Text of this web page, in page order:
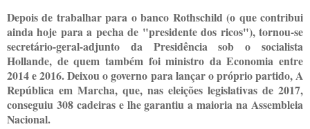
Depois de trabalhar para o banco Rothschild (o que contribui
ainda hoje para a pecha de "presidente dos ricos"), tornou-se
secretário-geral-adjunto da Presidência sob o socialista
Hollande, de quem também foi ministro da Economia entre
2014 e 2016. Deixou o governo para lançar o próprio partido, A
República em Marcha, que, nas eleições legislativas de 2017,
conseguiu 308 cadeiras e lhe garantiu a maioria na Assembleia
Nacional.